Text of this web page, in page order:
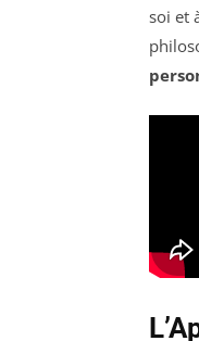
soi et